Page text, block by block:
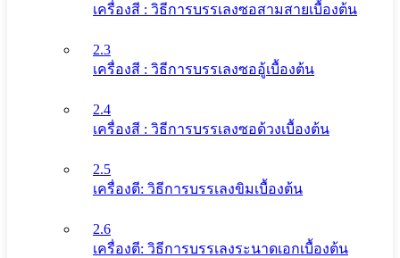
เครื่องสี : วิธีการบรรเลงซอสามสายเบื้องต้น
2.3
เครื่องสี : วิธีการบรรเลงซออู้เบื้องต้น
2.4
เครื่องสี : วิธีการบรรเลงซอด้วงเบื้องต้น
2.5
เครื่องตี: วิธีการบรรเลงขิมเบื้องต้น
2.6
เครื่องตี: วิธีการบรรเลงระนาดเอกเบื้องต้น